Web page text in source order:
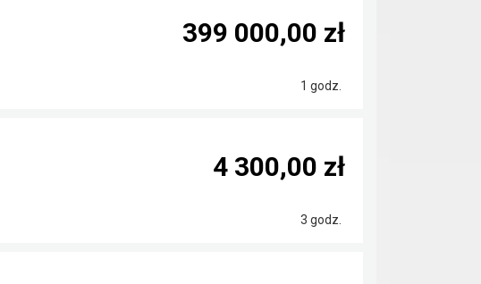
1 godz.
399 000,00 zł
3 godz.
4 300,00 zł